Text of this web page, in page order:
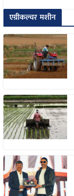
एग्रीकल्चर मशीन